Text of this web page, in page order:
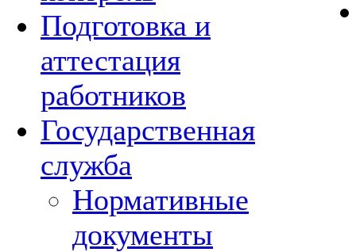
Подготовка и
аттестация
работников
Государственная
служба
Нормативные
документы